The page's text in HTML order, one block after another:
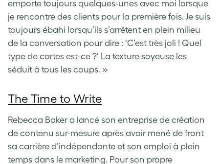
emporte toujours quelques-unes avec moi lorsque
je rencontre des clients pour la première fois. Je suis
toujours ébahi lorsqu’ils s’arrêtent en plein milieu
de la conversation pour dire : ‘C’est très joli ! Quel
type de cartes est-ce ?’ La texture soyeuse les
séduit à tous les coups. »
The Time to Write
Rebecca Baker a lancé son entreprise de création
de contenu sur-mesure après avoir mené de front
sa carrière d’indépendante et son emploi à plein
temps dans le marketing. Pour son propre